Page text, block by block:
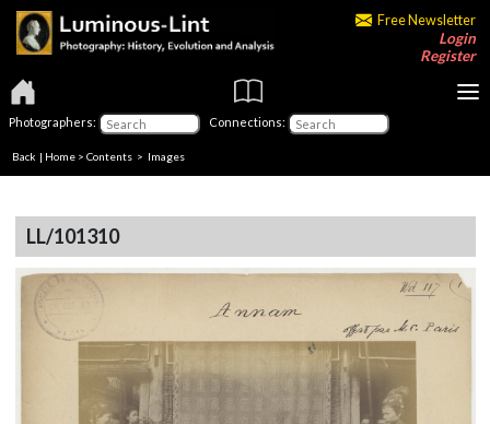
Free Newsletter
Login
Register
Photographers: Connections:
Back | Home > Contents > Images
LL/101310